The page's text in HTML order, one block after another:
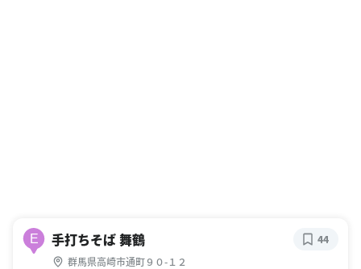
E 手打ちそば 舞鶴
群馬県高崎市通町９０-１２
44